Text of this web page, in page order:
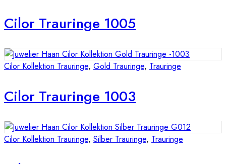
Cilor Trauringe 1005
Cilor Kollektion Trauringe, Gold Trauringe, Trauringe
Cilor Trauringe 1003
Cilor Kollektion Trauringe, Silber Trauringe, Trauringe